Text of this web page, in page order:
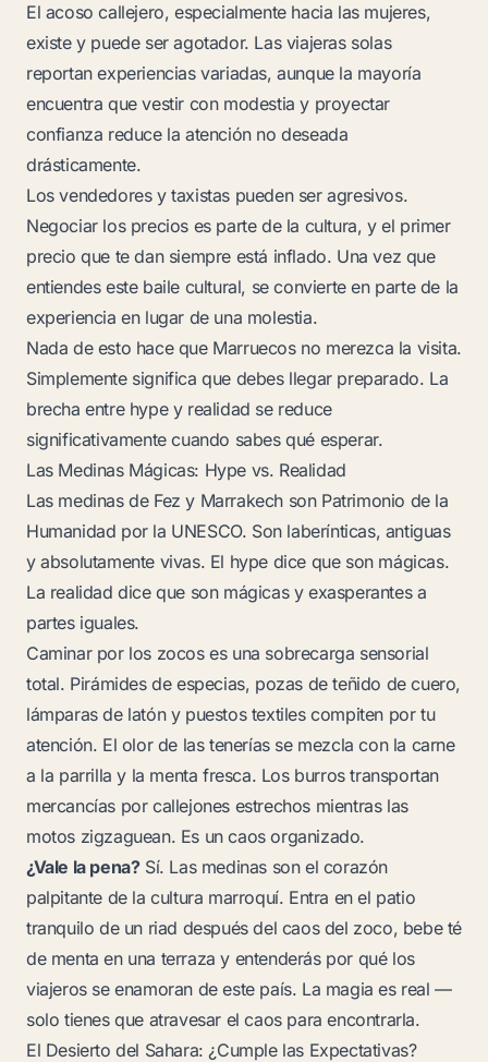
El acoso callejero, especialmente hacia las mujeres,
existe y puede ser agotador. Las viajeras solas
reportan experiencias variadas, aunque la mayoría
encuentra que vestir con modestia y proyectar
confianza reduce la atención no deseada
drásticamente.
Los vendedores y taxistas pueden ser agresivos.
Negociar los precios es parte de la cultura, y el primer
precio que te dan siempre está inflado. Una vez que
entiendes este baile cultural, se convierte en parte de la
experiencia en lugar de una molestia.
Nada de esto hace que Marruecos no merezca la visita.
Simplemente significa que debes llegar preparado. La
brecha entre hype y realidad se reduce
significativamente cuando sabes qué esperar.
Las Medinas Mágicas: Hype vs. Realidad
Las medinas de Fez y Marrakech son Patrimonio de la
Humanidad por la UNESCO. Son laberínticas, antiguas
y absolutamente vivas. El hype dice que son mágicas.
La realidad dice que son mágicas y exasperantes a
partes iguales.
Caminar por los zocos es una sobrecarga sensorial
total. Pirámides de especias, pozas de teñido de cuero,
lámparas de latón y puestos textiles compiten por tu
atención. El olor de las tenerías se mezcla con la carne
a la parrilla y la menta fresca. Los burros transportan
mercancías por callejones estrechos mientras las
motos zigzaguean. Es un caos organizado.
¿Vale la pena?Sí. Las medinas son el corazón
palpitante de la cultura marroquí. Entra en el patio
tranquilo de un riad después del caos del zoco, bebe té
de menta en una terraza y entenderás por qué los
viajeros se enamoran de este país. La magia es real —
solo tienes que atravesar el caos para encontrarla.
El Desierto del Sahara: ¿Cumple las Expectativas?